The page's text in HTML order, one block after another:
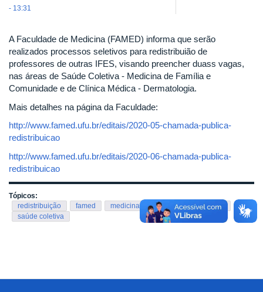
- 13:31
A Faculdade de Medicina (FAMED) informa que serão
realizados processos seletivos para redistribuião de
professores de outras IFES, visando preencher duass vagas,
nas áreas de Saúde Coletiva - Medicina de Família e
Comunidade e de Clínica Médica - Dermatologia.
Mais detalhes na página da Faculdade:
http://www.famed.ufu.br/editais/2020-05-chamada-publica-
redistribuicao
http://www.famed.ufu.br/editais/2020-06-chamada-publica-
redistribuicao
Tópicos:
redistribuição
famed medicina docente
professor
saúde coletiva